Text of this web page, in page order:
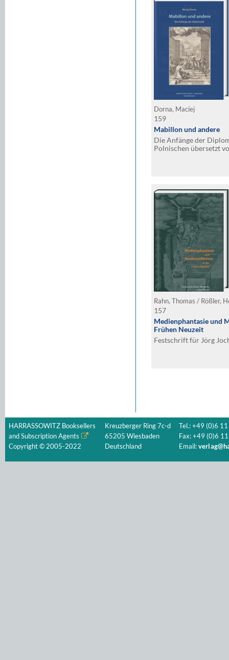
Dorna, Maciej
159
Mabillon und andere
Die Anfänge der
Polnischen übersetzt
Rahn, Thomas / Rößler,
157
Medienphantasie und
Frühen Neuzeit
Festschrift für Jörg
HARRASSOWITZ Booksellers
and Subscription Agents
Copyright © 2005-2022
Kreuzberger Ring 7c-d
65205 Wiesbaden
Deutschland
Tel.: +49 (0)6
Fax: +49 (0)6
Email: